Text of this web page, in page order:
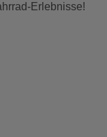
Erlebnisse!